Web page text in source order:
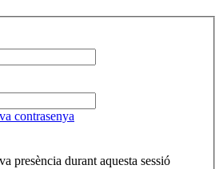
contrasenya
presència durant aquesta sessió